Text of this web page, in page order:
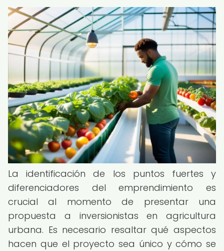
La identificación de los puntos fuertes y
diferenciadores del emprendimiento es
crucial al momento de presentar una
propuesta a inversionistas en agricultura
urbana. Es necesario resaltar qué aspectos
hacen que el proyecto sea único y cómo se